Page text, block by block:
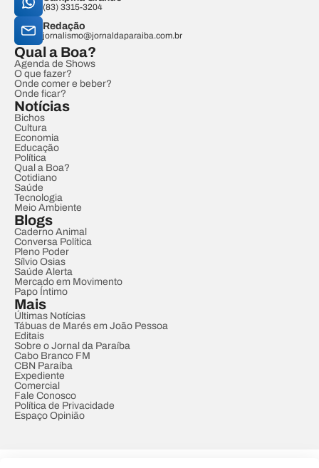
(83) 3315-3204
Redação
jornalismo@jornaldaparaiba.com.br
Qual a Boa?
Agenda de Shows
O que fazer?
Onde comer e beber?
Onde ficar?
Notícias
Bichos
Cultura
Economia
Educação
Política
Qual a Boa?
Cotidiano
Saúde
Tecnologia
Meio Ambiente
Blogs
Caderno Animal
Conversa Política
Pleno Poder
Sílvio Osias
Saúde Alerta
Mercado em Movimento
Papo Íntimo
Mais
Últimas Notícias
Tábuas de Marés em João Pessoa
Editais
Sobre o Jornal da Paraíba
Cabo Branco FM
CBN Paraíba
Expediente
Comercial
Fale Conosco
Política de Privacidade
Espaço Opinião